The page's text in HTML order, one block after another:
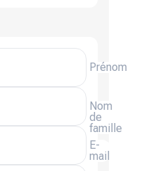
Prénom
Nom
de
famille
E-
mail